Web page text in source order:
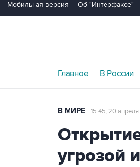
Мобильная версия Об "Интерфаксе"
Главное В России
В МИРЕ 15:45, 20 апреля
угрозой